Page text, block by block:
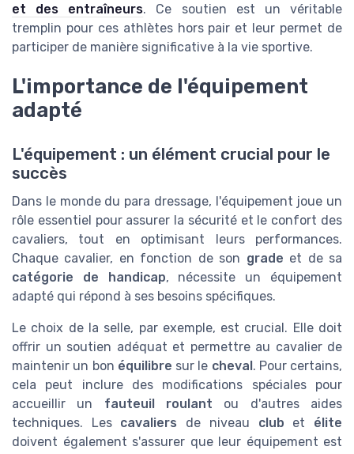
et des entraîneurs. Ce soutien est un véritable
tremplin pour ces athlètes hors pair et leur permet de
participer de manière significative à la vie sportive.
L'importance de l'équipement
adapté
L'équipement : un élément crucial pour le
succès
Dans le monde du para dressage, l'équipement joue un
rôle essentiel pour assurer la sécurité et le confort des
cavaliers, tout en optimisant leurs performances.
Chaque cavalier, en fonction de son grade et de sa
catégorie de handicap, nécessite un équipement
adapté qui répond à ses besoins spécifiques.
Le choix de la selle, par exemple, est crucial. Elle doit
offrir un soutien adéquat et permettre au cavalier de
maintenir un bon équilibre sur le cheval. Pour certains,
cela peut inclure des modifications spéciales pour
accueillir un fauteuil roulant ou d'autres aides
techniques. Les cavaliers de niveau club et élite
doivent également s'assurer que leur équipement est